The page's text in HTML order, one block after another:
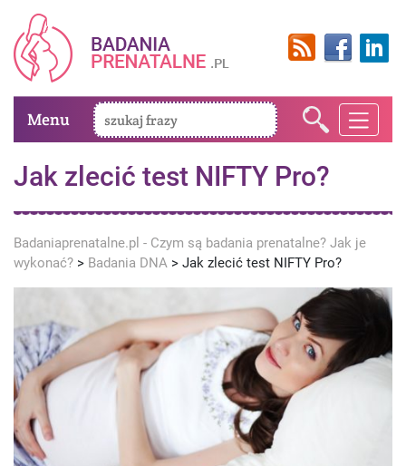
Menu
Jak zlecić test NIFTY Pro?
Badaniaprenatalne.pl - Czym są badania prenatalne? Jak je
wykonać? > Badania DNA > Jak zlecić test NIFTY Pro?